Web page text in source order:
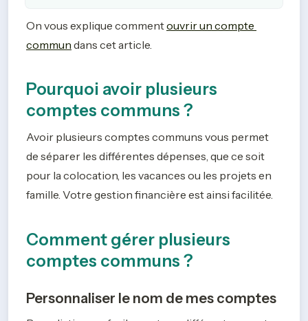
On vous explique comment ouvrir un compte
commun dans cet article.
Pourquoi avoir plusieurs
comptes communs ?
Avoir plusieurs comptes communs vous permet
de séparer les différentes dépenses, que ce soit
pour la colocation, les vacances ou les projets en
famille. Votre gestion financière est ainsi facilitée.
Comment gérer plusieurs
comptes communs ?
Personnaliser le nom de mes comptes